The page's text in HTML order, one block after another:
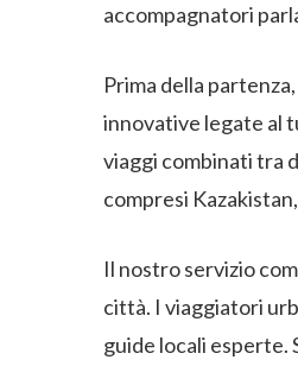
accompagnatori
Prima della
innovative legate al
viaggi combinati tra
compresi
Il nostro servizio
città. I viaggiatori
guide locali esperte.